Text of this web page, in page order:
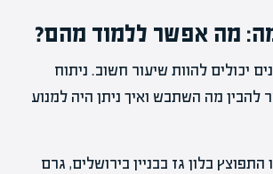
מה אפשר ללמוד מהם?
יכולים להוות שיעור חשוב. ניתוח
מה השתבש ואיך ניתן היה למנוע
בלון גז בבניין בירושלים, גרם